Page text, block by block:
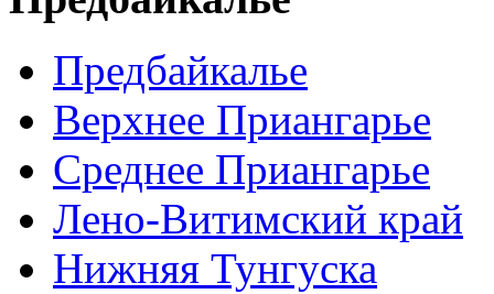
Предбайкалье
Верхнее Приангарье
Среднее Приангарье
Лено-Витимский край
Нижняя Тунгуска